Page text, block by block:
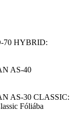
70 HYBRID:
AS-40
AS-30 CLASSIC:
Fóliába